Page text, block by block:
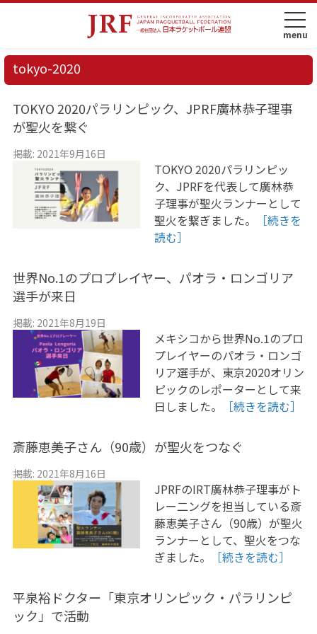
tokyo-2020
TOKYO 2020パラリンピック、JPRF廣林恭子理事
が聖火を繋ぐ
掲載: 2021年9月16日
TOKYO 2020パラリンピッ
ク、JPRFを代表して廣林恭
子理事が聖火ランナーとして
聖火を繋ぎました。
［続きを
読む］
世界No.1のプロプレイヤー、パオラ・ロンゴリア
選手が来日
掲載: 2021年8月19日
メキシコから世界No.1のプロ
プレイヤーのパオラ・ロンゴ
リア選手が、東京2020オリン
ピックのレポーターとして来
日しました。
［続きを読む］
斎藤恵美子さん（90歳）が聖火をつなぐ
掲載: 2021年8月16日
JPRFのIRT廣林恭子理事がト
レー二ングを担当している斎
藤恵美子さん（90歳）が聖火
ランナーとして、聖火をつな
ぎました。
［続きを読む］
平泉裕ドクター「東京オリンピック・パラリンピ
ック」で活動